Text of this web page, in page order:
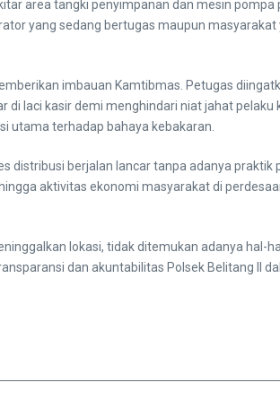
area tangki penyimpanan dan mesin
yang sedang bertugas maupun
imbauan Kamtibmas. Petugas
laci kasir demi menghindari niat jahat pelaku
utama terhadap bahaya kebakaran.
distribusi berjalan lancar tanpa adanya praktik
aktivitas ekonomi masyarakat di
lokasi, tidak ditemukan adanya hal-
dan akuntabilitas Polsek Belitang II